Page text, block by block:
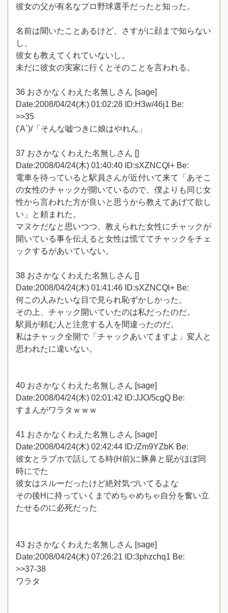
彼女の父が有名なプロ野球選手だったと知った。
名前は聞いたことあるけど、さすがに顔まで知らない
し、
彼女も教えてくれていないし。
未だに彼女の実家に行くとそのことを言われる。
36 おさかなくわえた名無しさん [sage]
Date:2008/04/24(木) 01:02:28 ID:H3w/46j1 Be:
>>35
('A`)/「そんな嘘つきに娘はやれん」
37 おさかなくわえた名無しさん []
Date:2008/04/24(木) 01:40:40 ID:sXZNCQl+ Be:
電車を待っていると駅員さんが近付いて来て「あそこ
の女性のチャックが開いているので、僕よりも同じ女
性から言われた方が良いと思うから教えてあげて欲し
い」と頼まれた。
マヌケだなと思いつつ、教えられた女性にチャックが
開いている事を伝えると女性は慌ててチャックをチェ
ックするがあいていない。
38 おさかなくわえた名無しさん []
Date:2008/04/24(木) 01:41:46 ID:sXZNCQl+ Be:
何この人みたいな目で見られ恥ずかしかった。
その上、チャック開いていたのは私だったのだ。
駅員が頼む人と注意する人を間違ったのだ。
私はチャック全開で「チャックあいてますよ」変人と
思われたに違いない。
40 おさかなくわえた名無しさん [sage]
Date:2008/04/24(木) 02:01:42 ID:JJO/5cgQ Be:
すまんがワラタｗｗｗ
41 おさかなくわえた名無しさん [sage]
Date:2008/04/24(木) 02:42:44 ID:/Zm9YZbK Be:
彼女とラブホで話してる時(H前)に豚鼻と屁がほぼ同
時にでた
彼女はスルーだったけど絶対気づいてるよな
その後Hに持っていくまでめちゃめちゃ自分を奮い立
たせるのに必死だった
43 おさかなくわえた名無しさん [sage]
Date:2008/04/24(木) 07:26:21 ID:3phzchq1 Be:
>>37-38
ワラタ